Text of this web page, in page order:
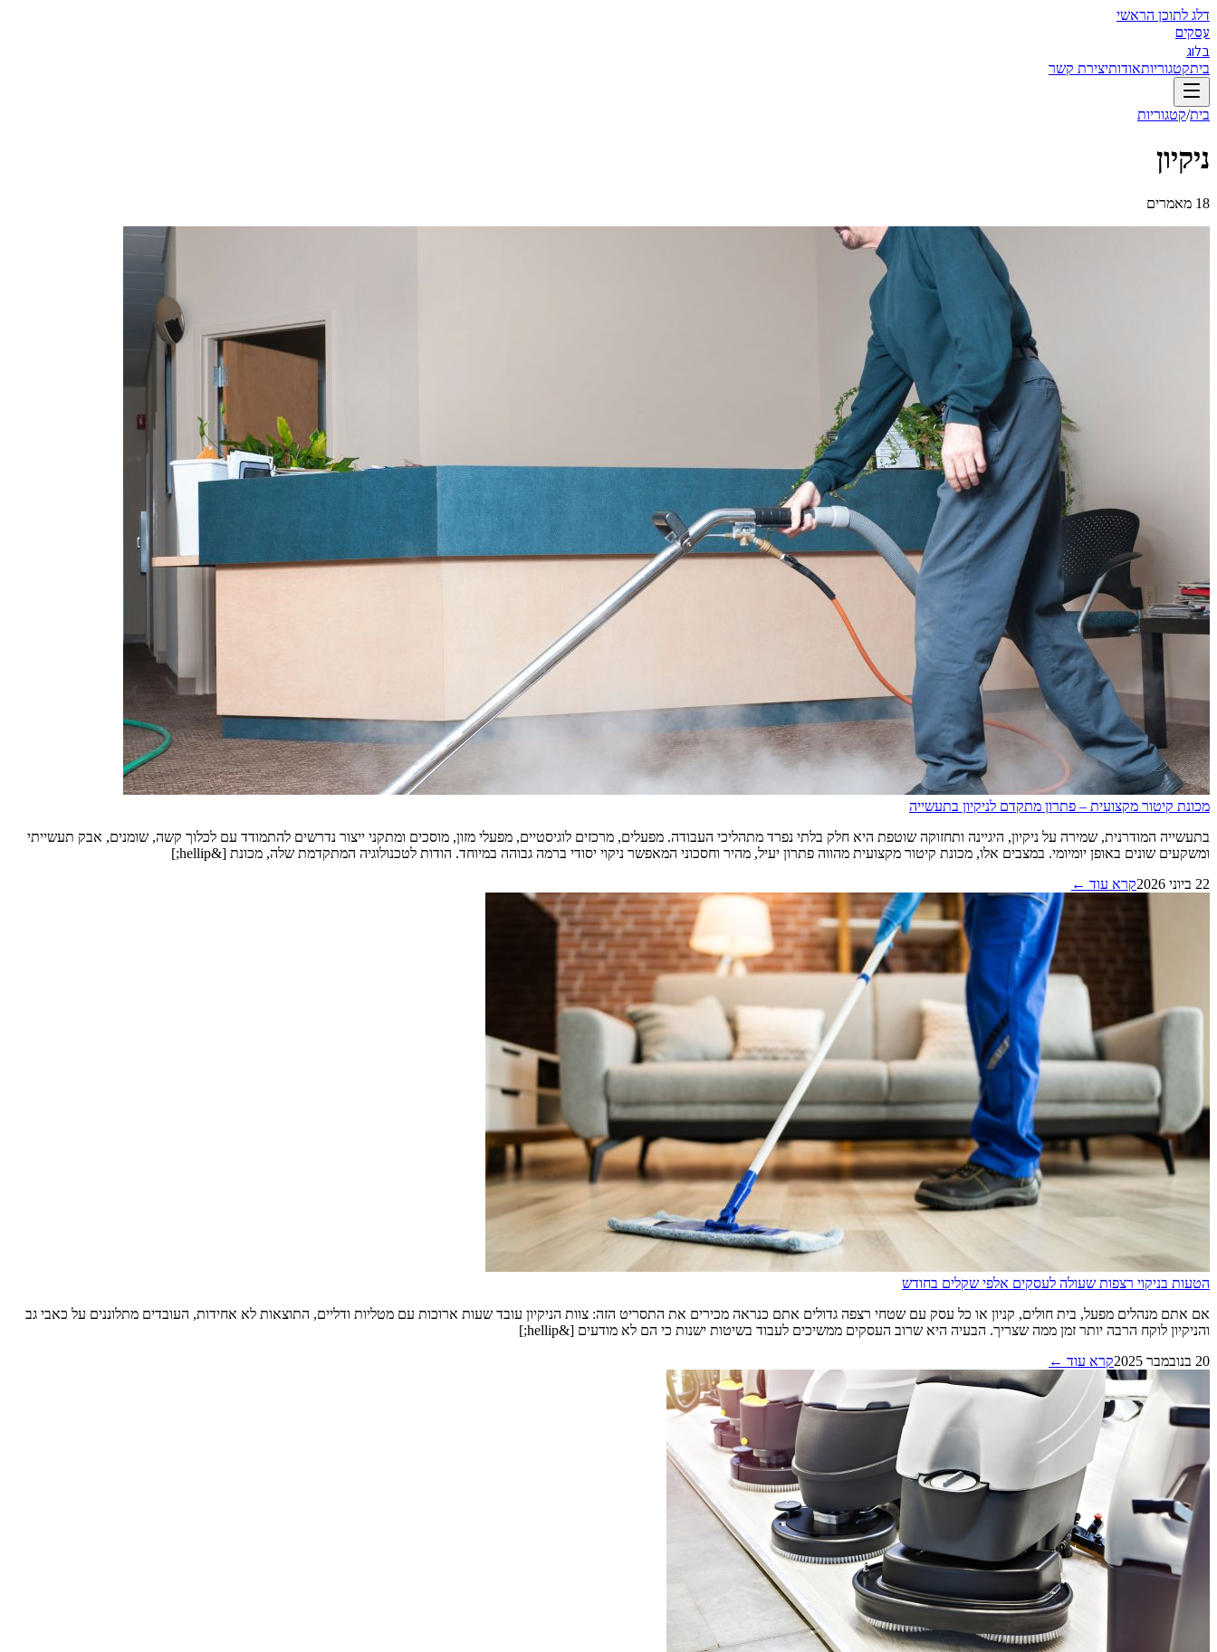
דלג לתוכן הראשי
עסקים
בלוג
ביתקטגוריותאודותיצירת קשר
בית/קטגוריות
ניקיון
18 מאמרים
מכונת קיטור מקצועית – פתרון מתקדם לניקיון בתעשייה
בתעשייה המודרנית, שמירה על ניקיון, היגיינה ותחזוקה שוטפת היא חלק בלתי נפרד מתהליכי העבודה. מפעלים, מרכזים לוגיסטיים, מפעלי מזון, מוסכים ומתקני ייצור נדרשים להתמודד עם לכלוך קשה, שומנים, אבק תעשייתי
ומשקעים שונים באופן יומיומי. במצבים אלו, מכונת קיטור מקצועית מהווה פתרון יעיל, מהיר וחסכוני המאפשר ניקוי יסודי ברמה גבוהה במיוחד. הודות לטכנולוגיה המתקדמת שלה, מכונת [&hellip;]
22 ביוני 2026
קרא עוד ←
הטעות בניקוי רצפות שעולה לעסקים אלפי שקלים בחודש
אם אתם מנהלים מפעל, בית חולים, קניון או כל עסק עם שטחי רצפה גדולים אתם כנראה מכירים את התסריט הזה: צוות הניקיון עובד שעות ארוכות עם מטליות ודליים, התוצאות לא אחידות, העובדים מתלוננים על כאבי גב
והניקיון לוקח הרבה יותר זמן ממה שצריך. הבעיה היא שרוב העסקים ממשיכים לעבוד בשיטות ישנות כי הם לא מודעים [&hellip;]
20 בנובמבר 2025
קרא עוד ←